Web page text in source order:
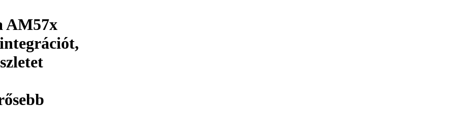
AM57x